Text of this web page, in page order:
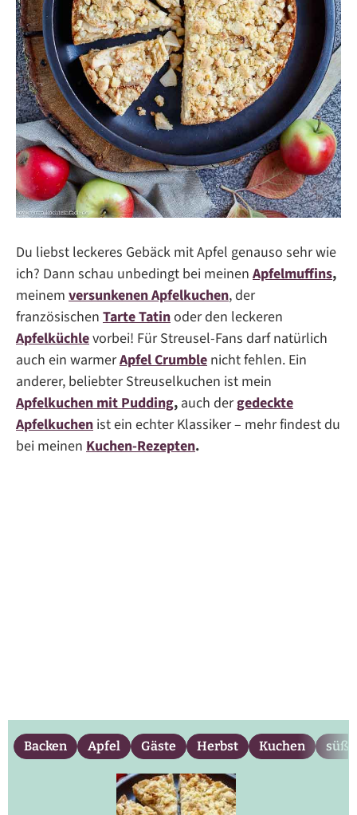
Du liebst leckeres Gebäck mit Apfel genauso sehr wie
ich? Dann schau unbedingt bei meinen Apfelmuffins,
meinem versunkenen Apfelkuchen, der
französischen Tarte Tatinoder den leckeren
Apfelküchlevorbei! Für Streusel-Fans darf natürlich
auch ein warmerApfel Crumble nicht fehlen. Ein
anderer, beliebter Streuselkuchen ist mein
Apfelkuchen mit Pudding, auch dergedeckte
Apfelkuchen ist ein echter Klassiker – mehr findest du
bei meinen Kuchen-Rezepten.
Backen Apfel Gäste Herbst Kuchen süß